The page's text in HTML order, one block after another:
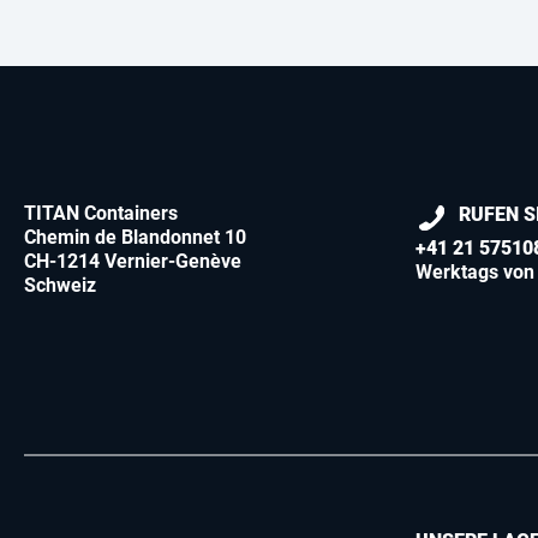
TITAN Containers
Chemin de Blandonnet 10
CH-1214 Vernier-Genève
Schweiz
RUFEN
+41 21
Werktags